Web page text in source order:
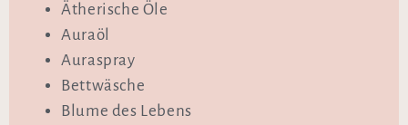
Ätherische Öle
Auraöl
Auraspray
Bettwäsche
Blume des Lebens